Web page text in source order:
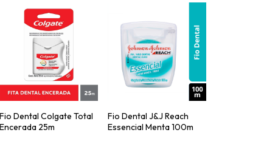
Fio Dental Colgate Total
Encerada 25m
Fio Dental J&J Reach
Essencial Menta 100m